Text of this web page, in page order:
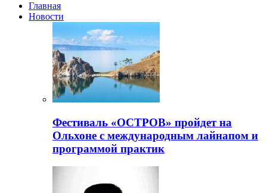
Главная
Новости
Фестиваль «ОСТРОВ» пройдет на
Ольхоне с международным лайнапом и
программой практик